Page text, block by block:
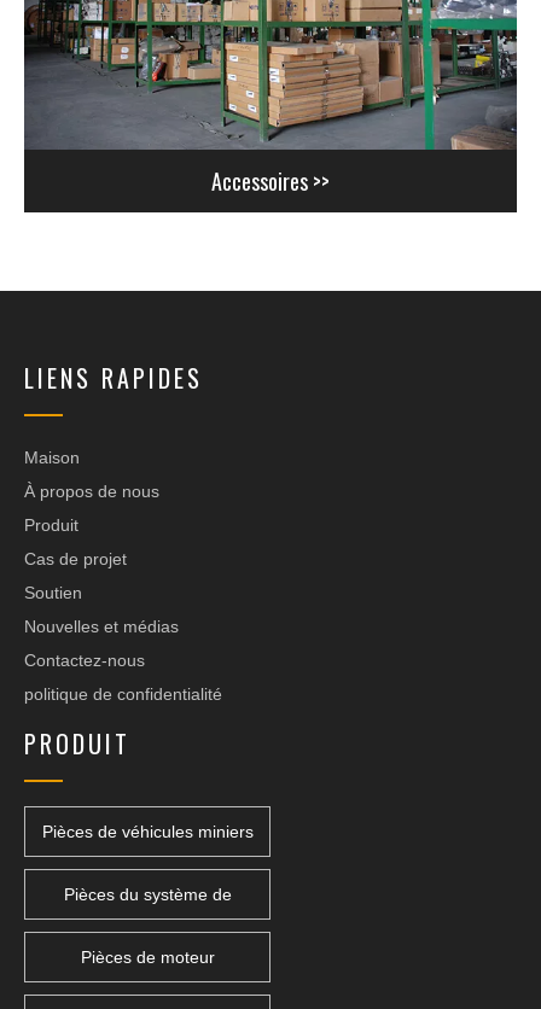
Accessoires >>
LIENS RAPIDES
Maison
À propos de nous
Produit
Cas de projet
Soutien
Nouvelles et médias
Contactez-nous
politique de confidentialité
PRODUIT
Pièces de véhicules miniers
Pièces du système de
Pièces de moteur